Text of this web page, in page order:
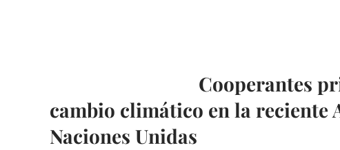
Cooperantes
cambio climático en la reciente
Naciones Unidas